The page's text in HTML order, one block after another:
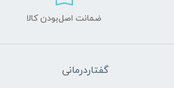
ضمانت اصل‌بودن کالا
گفتاردرمانی